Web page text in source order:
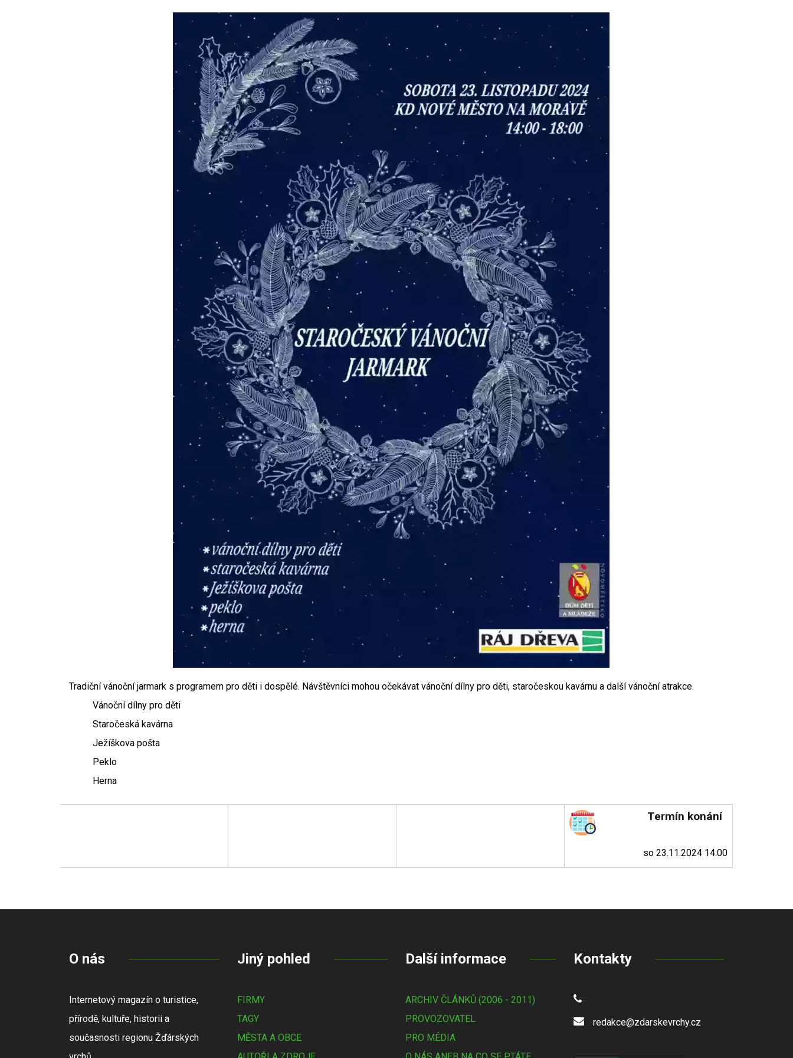
Tradiční vánoční jarmark s programem pro děti i dospělé. Návštěvníci mohou očekávat vánoční dílny pro děti, staročeskou kavárnu a další vánoční atrakce.
Vánoční dílny pro děti
Staročeská kavárna
Ježíškova pošta
Peklo
Herna
Termín konání
so 23.11.2024 14:00
O nás
Internetový magazín o turistice,
přírodě, kultuře, historii a
současnosti regionu Žďárských
Jiný pohled
FIRMY
TAGY
MĚSTA A OBCE
Další informace
ARCHIV ČLÁNKŮ (2006 - 2011)
PROVOZOVATEL
PRO MÉDIA
Kontakty
redakce@zdarskevrchy.cz